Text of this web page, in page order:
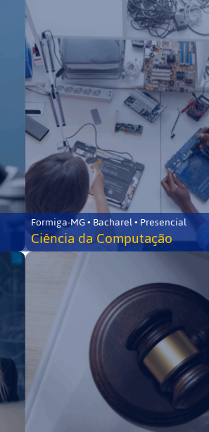
Formiga-MG • Bacharel • Presencial
Ciência da Computação